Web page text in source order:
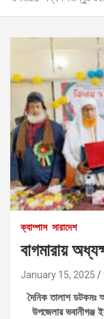
ক্যাম্পাস সারাদেশ
বাগমারায়
January 15, 2025
দৈনিক তালাশ ডটকমঃ
উপজেলার ভবানীগঞ্জ